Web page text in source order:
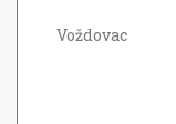
Voždovac